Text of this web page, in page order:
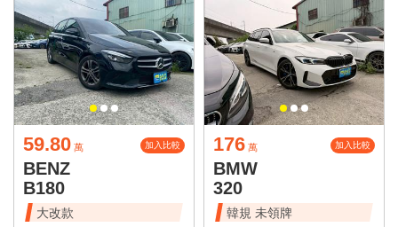
59.80 萬 加入比較
BENZ
B180
大改款
176 萬 加入比較
BMW
320
韓規 未領牌